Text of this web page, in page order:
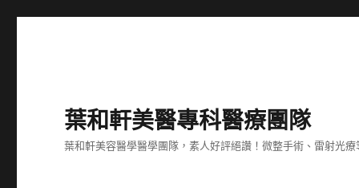
葉和軒美醫專科醫療團隊
葉和軒美容醫學醫學團隊，素人好評絕讚！微整手術、雷射光